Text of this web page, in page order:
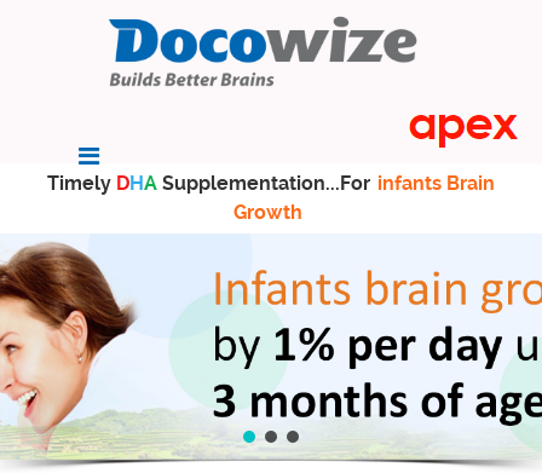
Timely DHA Supplementation...For infants Brain
Growth